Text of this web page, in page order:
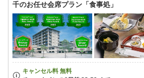
千のお任せ会席プラン「食事処」